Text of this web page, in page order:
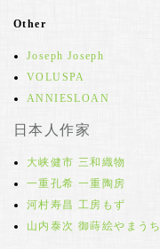
Other
Joseph Joseph
VOLUSPA
ANNIESLOAN
日本人作家
大峡健市 三和織物
一重孔希 一重陶房
河村寿昌 工房もず
山内泰次 御蒔絵やまうち